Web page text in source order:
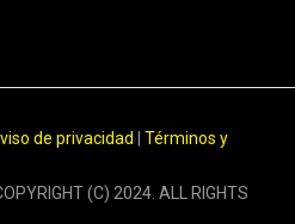
de privacidad
Términos y
(C) 2024. ALL RIGHTS